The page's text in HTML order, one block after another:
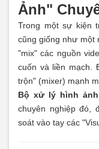
Ảnh"
Trong một sự kiện
cũng giống như một
"mix" các nguồn
cuốn và liền mạch.
trộn" (mixer) mạnh
Bộ xử lý hình ảnh
chuyên nghiệp đó,
soát vào tay các